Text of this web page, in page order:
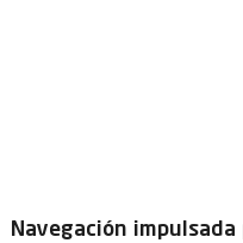
Navegación